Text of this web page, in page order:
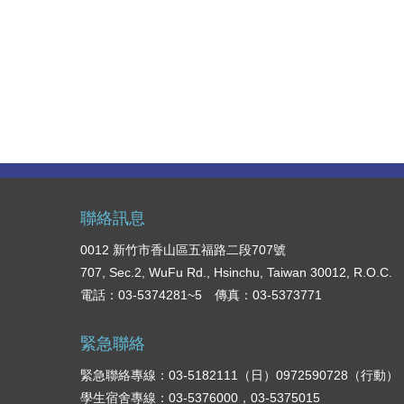
聯絡訊息
0012 新竹市香山區五福路二段707號
707, Sec.2, WuFu Rd., Hsinchu, Taiwan 30012, R.O.C.
電話：03-5374281~5 傳真：03-5373771
緊急聯絡
緊急聯絡專線：03-5182111（日）0972590728（行動）
學生宿舍專線：03-5376000，03-5375015